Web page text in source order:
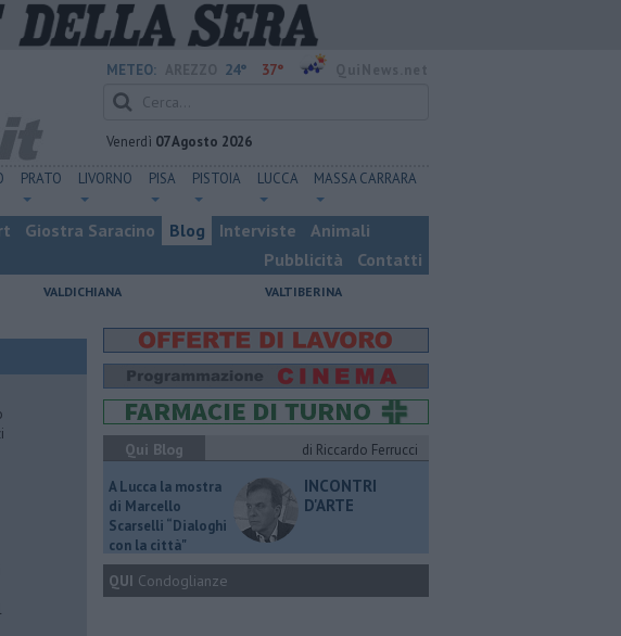
METEO: 24° 37°
Venerdì 07 Agosto 2026
PRATO LIVORNO PISA PISTOIA LUCCA MASSA CARRARA
Giostra Saracino Blog Interviste
Animali
Pubblicità
Contatti
VALDICHIANA VALTIBERINA
Qui Blog
di Riccardo Ferrucci
A Lucca la mostra
di Marcello
Scarselli “Dialoghi
con la città"
INCONTRI
D'ARTE
QUI Condoglianze